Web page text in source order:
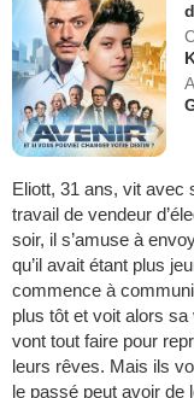
Eliott, 31 ans, vit avec
travail de vendeur
soir, il s’amuse à
qu’il avait étant plus
commence à
plus tôt et voit alors
vont tout faire pour
leurs rêves. Mais ils
le passé peut avoir